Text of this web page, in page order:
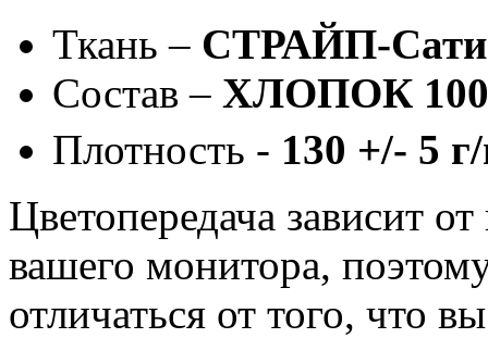
Ткань – СТРАЙП-
Состав – ХЛОПОК
Плотность - 130 +/- 5
Цветопередача зависит
вашего монитора,
отличаться от того, что